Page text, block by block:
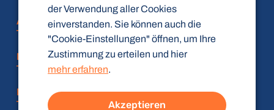
AGB
Datenschutz
Impressum
der Verwendung aller Cookies
einverstanden. Sie können auch die
"Cookie-Einstellungen" öffnen, um Ihre
Zustimmung zu erteilen und hier
mehr erfahren.
Akzeptieren